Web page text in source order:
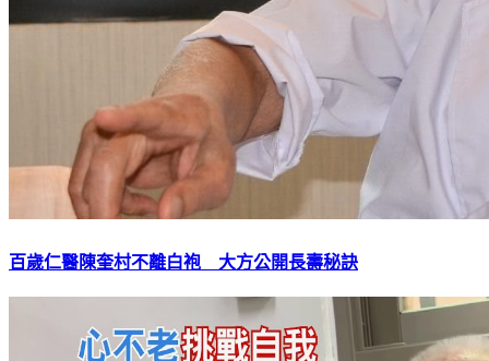
百歲仁醫陳奎村不離白袍 大方公開長壽秘訣